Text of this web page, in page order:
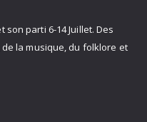
parti 6-14 Juillet. Des
la musique, du folklore et